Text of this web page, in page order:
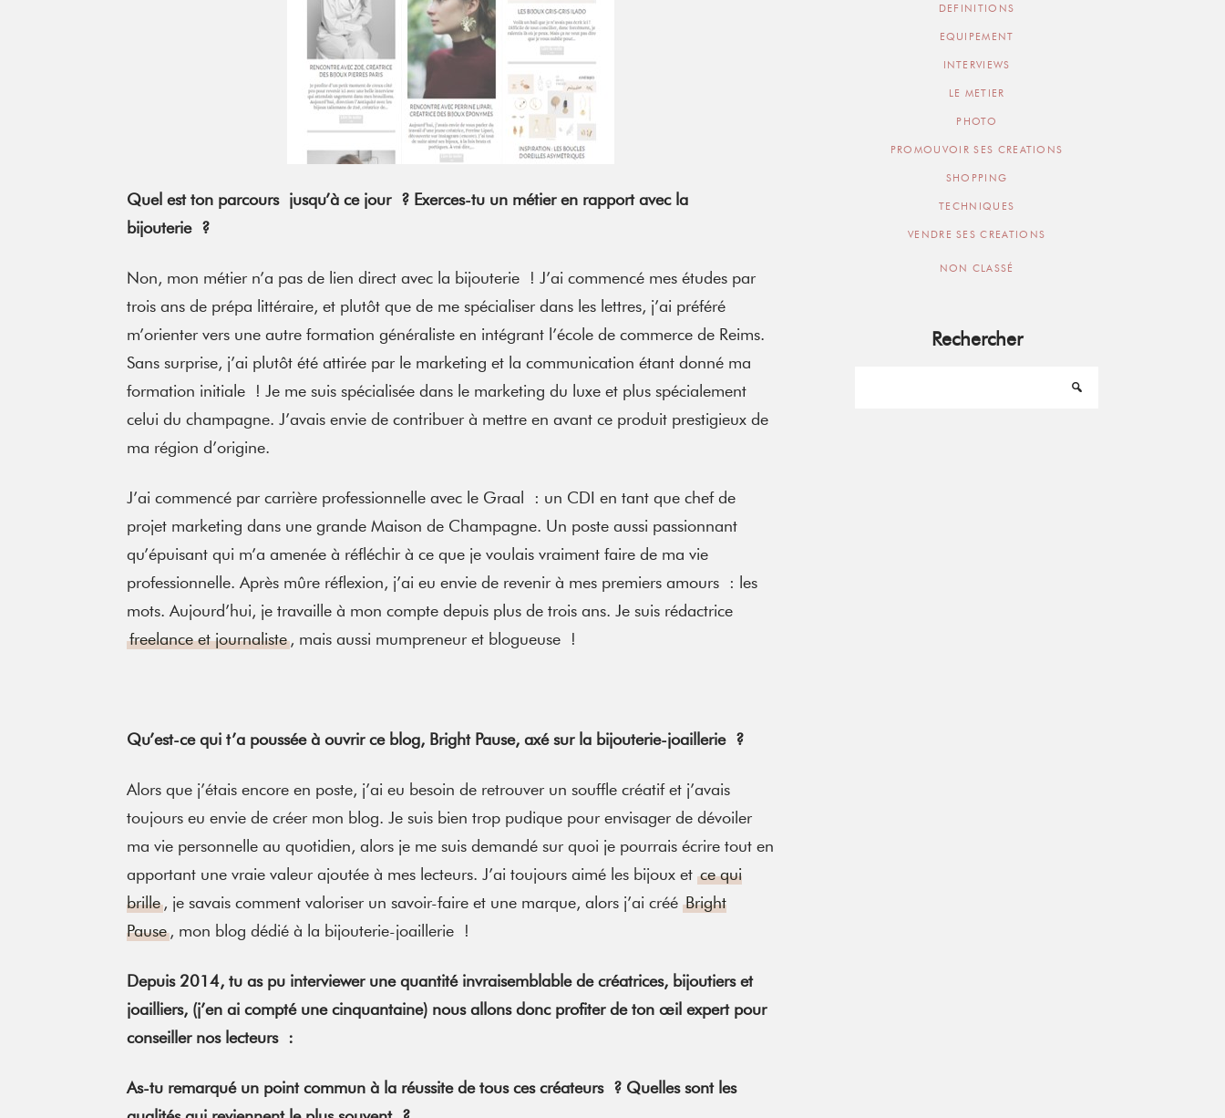
Quel est ton parcours jusqu’à ce jour ? Exerces-tu un métier en rapport avec la
bijouterie ?
Non, mon métier n’a pas de lien direct avec la bijouterie ! J’ai commencé mes études par
trois ans de prépa littéraire, et plutôt que de me spécialiser dans les lettres, j’ai préféré
m’orienter vers une autre formation généraliste en intégrant l’école de commerce de Reims.
Sans surprise, j’ai plutôt été attirée par le marketing et la communication étant donné ma
formation initiale ! Je me suis spécialisée dans le marketing du luxe et plus spécialement
celui du champagne. J’avais envie de contribuer à mettre en avant ce produit prestigieux de
ma région d’origine.
J’ai commencé par carrière professionnelle avec le Graal : un CDI en tant que chef de
projet marketing dans une grande Maison de Champagne. Un poste aussi passionnant
qu’épuisant qui m’a amenée à réfléchir à ce que je voulais vraiment faire de ma vie
professionnelle. Après mûre réflexion, j’ai eu envie de revenir à mes premiers amours : les
mots. Aujourd’hui, je travaille à mon compte depuis plus de trois ans. Je suis rédactrice
freelance et journaliste , mais aussi mumpreneur et blogueuse !
Qu’est-ce qui t’a poussée à ouvrir ce blog, Bright Pause, axé sur la bijouterie-joaillerie ?
Alors que j’étais encore en poste, j’ai eu besoin de retrouver un souffle créatif et j’avais
toujours eu envie de créer mon blog. Je suis bien trop pudique pour envisager de dévoiler
ma vie personnelle au quotidien, alors je me suis demandé sur quoi je pourrais écrire tout en
apportant une vraie valeur ajoutée à mes lecteurs. J’ai toujours aimé les bijoux etce qui
brille , je savais comment valoriser un savoir-faire et une marque, alors j’ai crééBright
Pause , mon blog dédié à la bijouterie-joaillerie !
Depuis 2014, tu as pu interviewer une quantité invraisemblable de créatrices, bijoutiers et
joailliers, (j’en ai compté une cinquantaine) nous allons donc profiter de ton œil expert pour
conseiller nos lecteurs :
As-tu remarqué un point commun à la réussite de tous ces créateurs ? Quelles sont les
DEFINITIONS
EQUIPEMENT
INTERVIEWS
LE METIER
PHOTO
PROMOUVOIR SES CREATIONS
SHOPPING
TECHNIQUES
VENDRE SES CREATIONS
NON CLASSÉ
Rechercher